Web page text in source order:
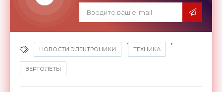
НОВОСТИ ЭЛЕКТРОНИКИ
,
ТЕХНИКА
,
ВЕРТОЛЕТЫ